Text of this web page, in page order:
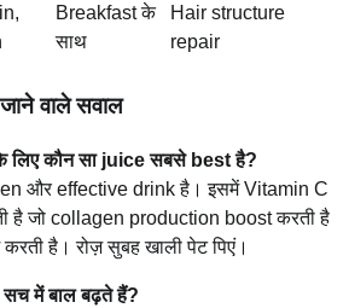
Breakfast के
साथ
Hair structure
repair
वाले सवाल
लिए कौन सा juice सबसे best है?
और effective drink है। इसमें Vitamin C
है जो collagen production boost करती है
है। रोज़ सुबह खाली पेट पिएं।
में बाल बढ़ते हैं?